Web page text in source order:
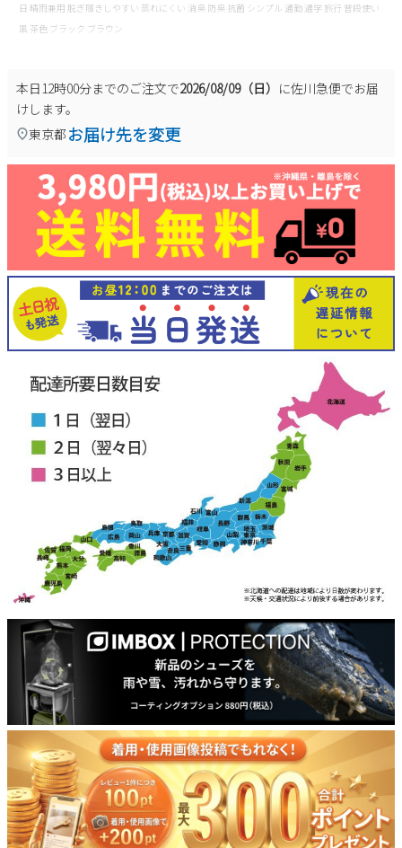
日 晴雨兼用 脱ぎ履きしやすい 蒸れにくい 消臭 防臭 抗菌 シンプル 通勤 通学 旅行 普段使い
黒 茶色 ブラック ブラウン
本日12時00分までのご注文で2026/08/09（日） に佐川急便でお届
けします。
東京都 お届け先を変更